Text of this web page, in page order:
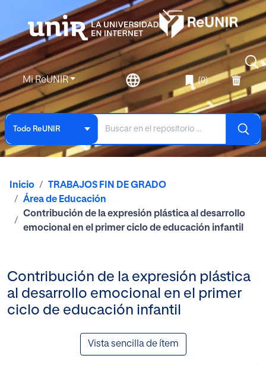
Mi ReUNIR (0)
Todo ReUNIR
Inicio
TRABAJOS FIN DE GRADO
Área de Educación
Contribución de la expresión plástica al desarrollo
emocional en el primer ciclo de educación infantil
Contribución de la expresión plástica
al desarrollo emocional en el primer
ciclo de educación infantil
Vista sencilla de ítem